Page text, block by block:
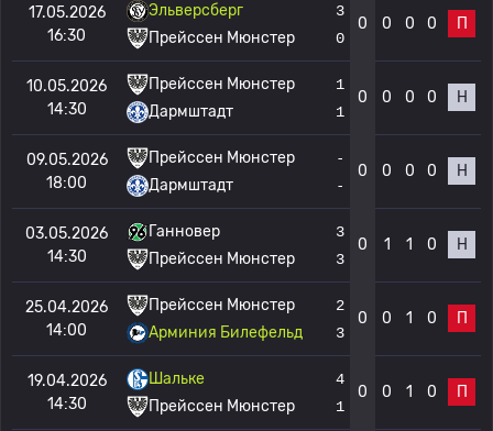
17.05.2026
16:30
Эльверсберг
Прейссен Мюнстер
3
0
0 0 0 0 П
10.05.2026
14:30
Прейссен Мюнстер
Дармштадт
1
1
0 0 0 0 Н
09.05.2026
18:00
Прейссен Мюнстер
Дармштадт
-
-
0 0 0 0 Н
03.05.2026
14:30
Ганновер
Прейссен Мюнстер
3
3
0 1 1 0 Н
25.04.2026
14:00
Прейссен Мюнстер
Арминия Билефельд
2
3
0 0 1 0 П
19.04.2026
14:30
Шальке
Прейссен Мюнстер
4
1
0 0 1 0 П